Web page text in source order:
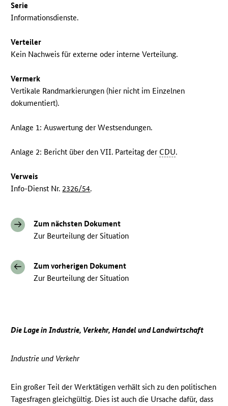
Serie
Informationsdienste.
Verteiler
Kein Nachweis für externe oder interne Verteilung.
Vermerk
Vertikale Randmarkierungen (hier nicht im Einzelnen
dokumentiert).
Anlage 1: Auswertung der Westsendungen.
Anlage 2: Bericht über den VII. Parteitag der CDU.
Verweis
Info-Dienst Nr. 2326/54.
Zum nächsten Dokument
Zur Beurteilung der Situation
Zum vorherigen Dokument
Zur Beurteilung der Situation
Die Lage in Industrie, Verkehr, Handel und Landwirtschaft
Industrie und Verkehr
Ein großer Teil der Werktätigen verhält sich zu den politischen
Tagesfragen gleichgültig. Dies ist auch die Ursache dafür, dass